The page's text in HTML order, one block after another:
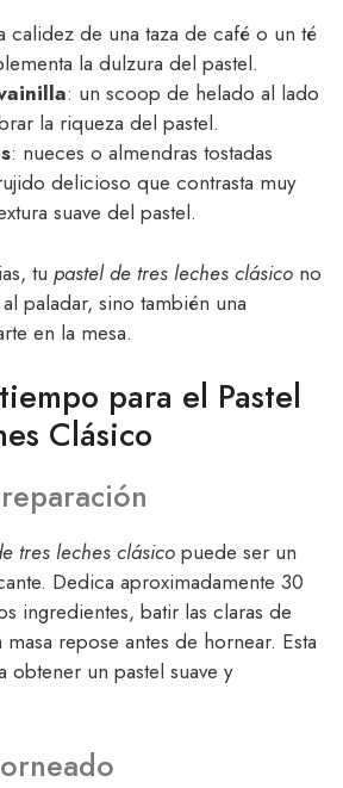
calidez de una taza de café o un té
la dulzura del pastel.
: un scoop de helado al lado
la riqueza del pastel.
: nueces o almendras tostadas
delicioso que contrasta muy
suave del pastel.
tu pastel de tres leches clásico no
paladar, sino también una
en la mesa.
para el Pastel
Clásico
tres leches clásico puede ser un
Dedica aproximadamente 30
ingredientes, batir las claras de
repose antes de hornear. Esta
obtener un pastel suave y